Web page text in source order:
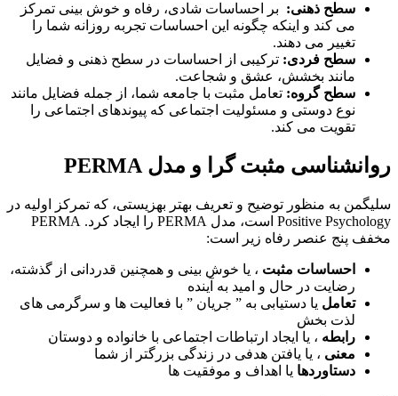
سطح ذهنی: بر احساسات شادی، رفاه و خوش بینی تمرکز
می کند و اینکه چگونه این احساسات تجربه روزانه شما را
تغییر می دهند.
سطح فردی: ترکیبی از احساسات در سطح ذهنی و فضایل
مانند بخشش، عشق و شجاعت.
سطح گروه: تعامل مثبت با جامعه شما، از جمله فضایل مانند
نوع دوستی و مسئولیت اجتماعی که پیوندهای اجتماعی را
تقویت می کند.
روانشناسی مثبت گرا و مدل PERMA
سلیگمن به منظور توضیح و تعریف بهتر بهزیستی، که تمرکز اولیه در
Positive Psychology است، مدل PERMA را ایجاد کرد. PERMA
مخفف پنج عنصر رفاه زیر است:
احساسات مثبت ، یا خوش بینی و همچنین قدردانی از گذشته،
رضایت در حال و امید به آینده
تعامل یا دستیابی به ” جریان ” با فعالیت ها و سرگرمی های
لذت بخش
رابطه ، یا ایجاد ارتباطات اجتماعی با خانواده و دوستان
معنی ، یا یافتن هدفی در زندگی بزرگتر از شما
دستاوردها یا اهداف و موفقیت ها